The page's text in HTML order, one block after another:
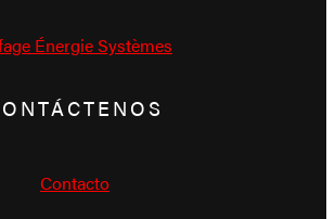
Énergie Systèmes
Contacto